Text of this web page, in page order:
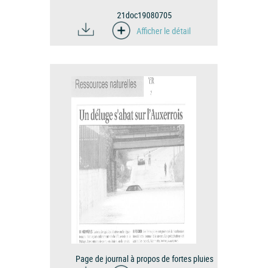
21doc19080705
Afficher le détail
Page de journal à propos de fortes pluies